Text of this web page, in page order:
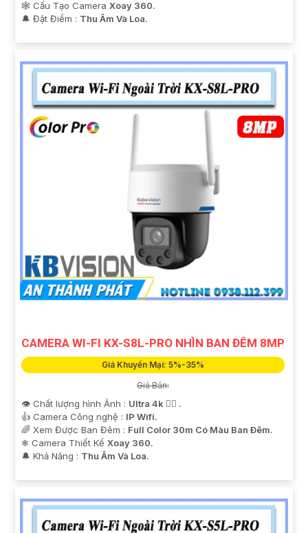
🕸️ Cấu Tạo Camera Xoay 360.
️🔔 Đặt Điểm : Thu Âm Và Loa.
CAMERA WI-FI KX-S8L-PRO NHÌN BAN ĐÊM 8MP
Giá Khuyến Mại: 5%-35%
Giá Bán:
👁 Chất lượng hình Ảnh : Ultra 4k 👍🏾 .
👍 Camera Công nghệ : IP Wifi.
🌈 Xem Được Ban Đêm : Full Color 30m Có Màu Ban Ðêm.
❄ Camera Thiết Kế Xoay 360.
️🔔 Khả Năng : Thu Âm Và Loa.